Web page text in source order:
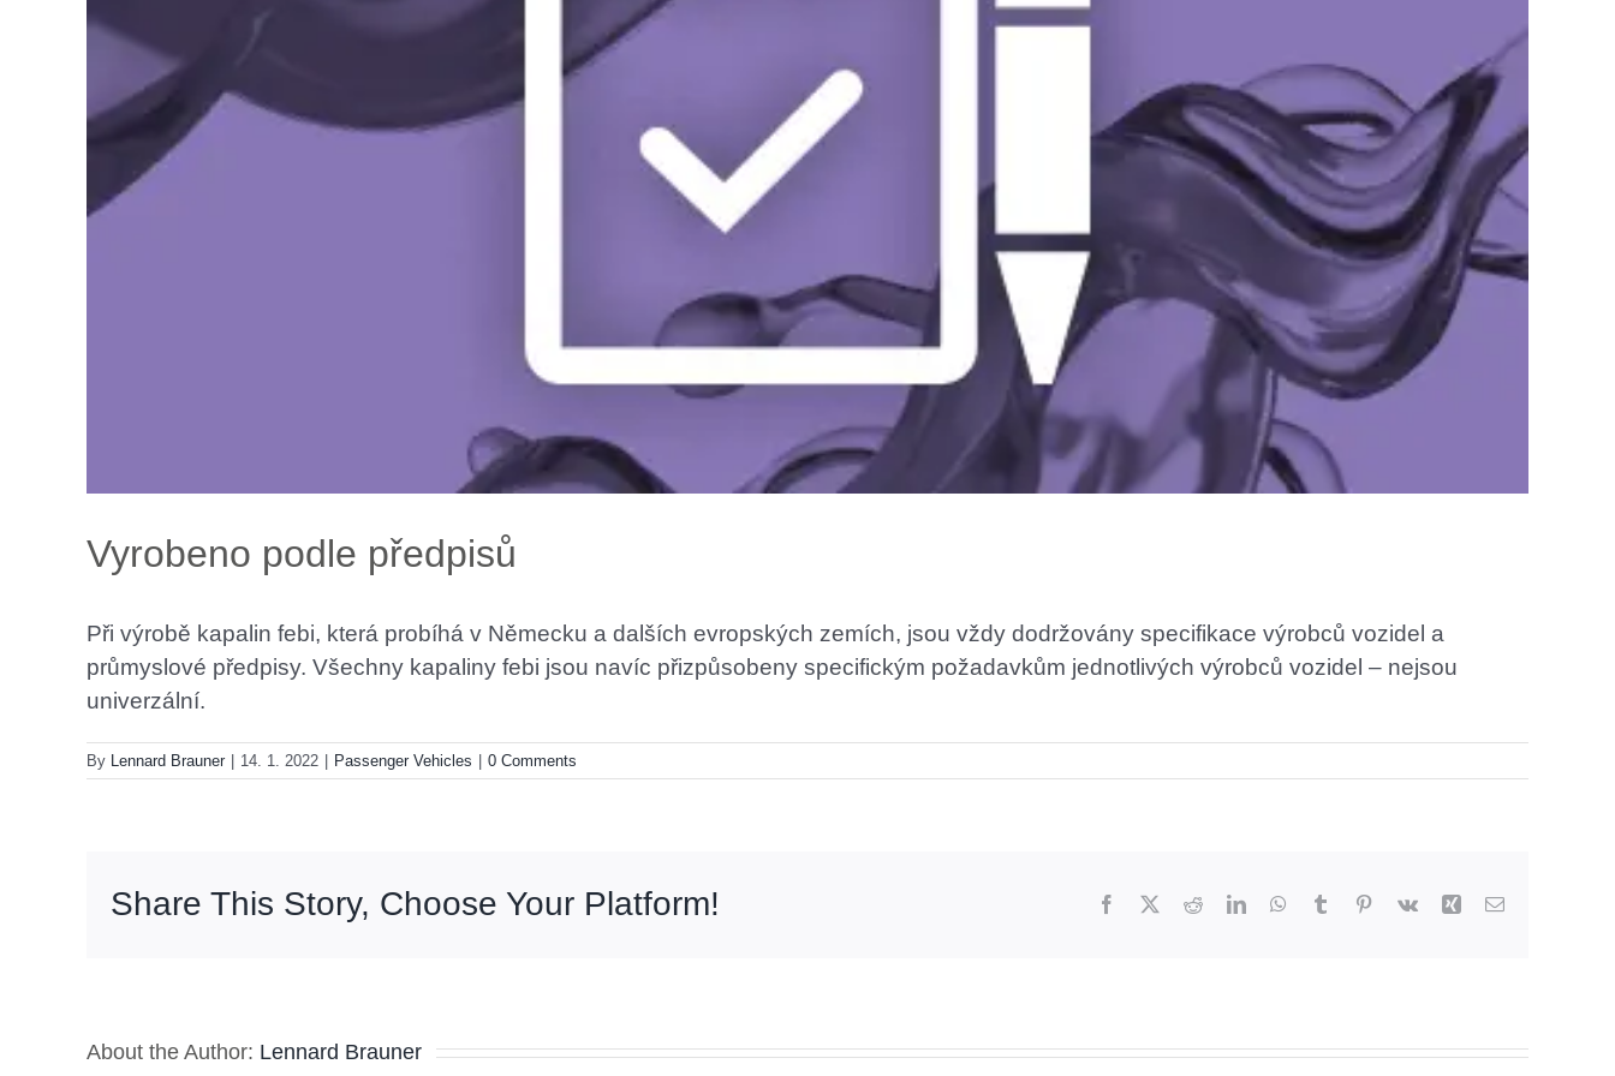
Vyrobeno podle předpisů
Při výrobě kapalin febi, která probíhá v Německu a dalších evropských zemích, jsou vždy dodržovány specifikace výrobců vozidel a
průmyslové předpisy. Všechny kapaliny febi jsou navíc přizpůsobeny specifickým požadavkům jednotlivých výrobců vozidel – nejsou
univerzální.
By Lennard Brauner 14. 1. 2022 Passenger Vehicles 0 Comments
Share This Story, Choose Your Platform! Facebook RedditLinkedInWhatsApp
Tumblr Pinterest
Vk Xing Email
About the Author: Lennard Brauner